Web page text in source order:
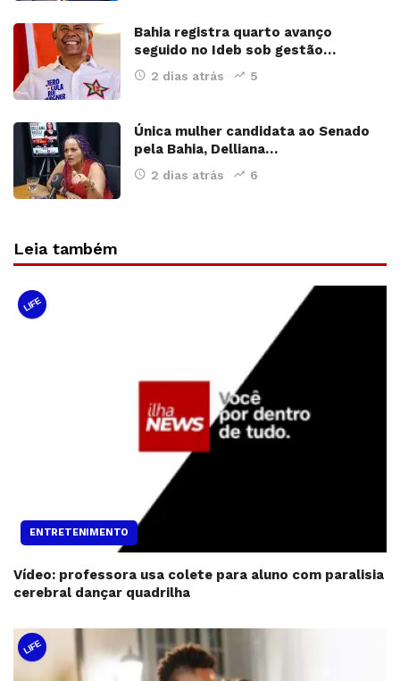
Bahia registra quarto avanço
seguido no Ideb sob gestão…
2 dias atrás 5
Única mulher candidata ao Senado
pela Bahia, Delliana…
2 dias atrás 6
Leia também
LIFE
ENTRETENIMENTO
Vídeo: professora usa colete para aluno com paralisia
cerebral dançar quadrilha
LIFE